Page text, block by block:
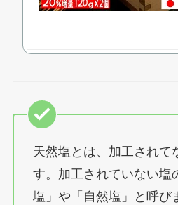
天然塩とは、加工されて
す。加工されていない塩
塩」や「自然塩」と呼び